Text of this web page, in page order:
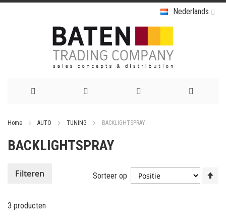
Nederlands
de
Home AUTO TUNING BACKLIGHTSPRAY
BACKLIGHTSPRAY
3 producten
Sorteer op
Filteren